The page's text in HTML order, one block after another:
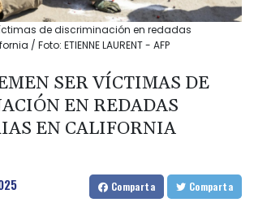
de discriminación en redadas
/ Foto: ETIENNE LAURENT - AFP
SER VÍCTIMAS DE
EN REDADAS
EN CALIFORNIA
Comparta Comparta